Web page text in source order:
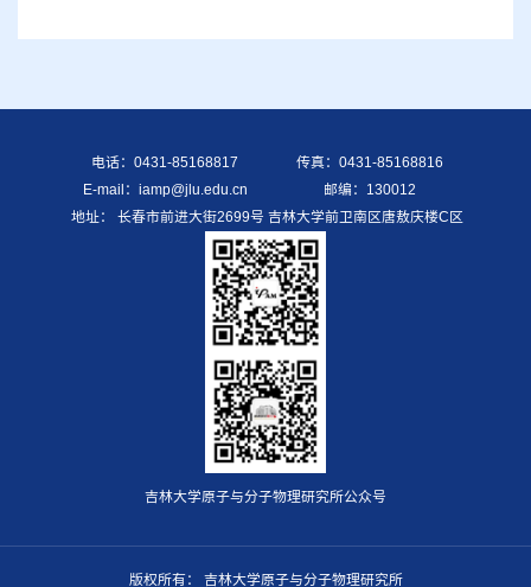
电话：0431-85168817
传真：0431-85168816
E-mail：iamp@jlu.edu.cn
邮编：130012
地址： 长春市前进大街2699号 吉林大学前卫南区唐敖庆楼C区
吉林大学原子与分子物理研究所公众号
版权所有： 吉林大学原子与分子物理研究所